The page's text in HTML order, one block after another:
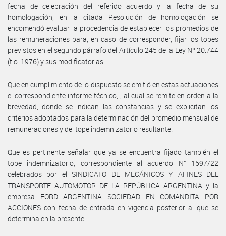
fecha de celebración del referido acuerdo y la fecha de su
homologación; en la citada Resolución de homologación se
encomendó evaluar la procedencia de establecer los promedios de
las remuneraciones para, en caso de corresponder, fijar los topes
previstos en el segundo párrafo del Artículo 245 de la Ley Nº 20.744
(t.o. 1976) y sus modificatorias.
Que en cumplimiento de lo dispuesto se emitió en estas actuaciones
el correspondiente informe técnico, , al cual se remite en orden a la
brevedad, donde se indican las constancias y se explicitan los
criterios adoptados para la determinación del promedio mensual de
remuneraciones y del tope indemnizatorio resultante.
Que es pertinente señalar que ya se encuentra fijado también el
tope indemnizatorio, correspondiente al acuerdo N° 1597/22
celebrados por el SINDICATO DE MECÁNICOS Y AFINES DEL
TRANSPORTE AUTOMOTOR DE LA REPÚBLICA ARGENTINA y la
empresa FORD ARGENTINA SOCIEDAD EN COMANDITA POR
ACCIONES con fecha de entrada en vigencia posterior al que se
determina en la presente.